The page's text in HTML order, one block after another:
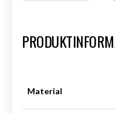
Material